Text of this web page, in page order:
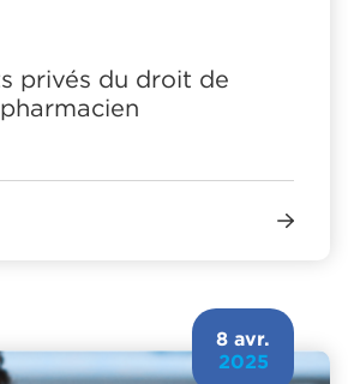
privés du droit de
8 avr.
2025